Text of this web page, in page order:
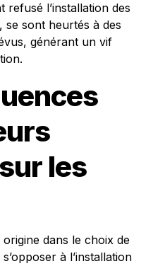
refusé l’installation des
se sont heurtés à des
générant un vif
les
dans le choix de
à l’installation